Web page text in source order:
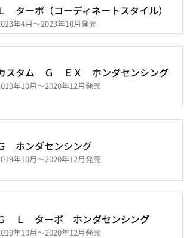
ターボ（コーディネートスタイル）
年4月～2023年10月発売
スタム Ｇ ＥＸ ホンダセンシング
年10月～2020年12月発売
ホンダセンシング
年10月～2020年12月発売
Ｌ ターボ ホンダセンシング
年10月～2020年12月発売